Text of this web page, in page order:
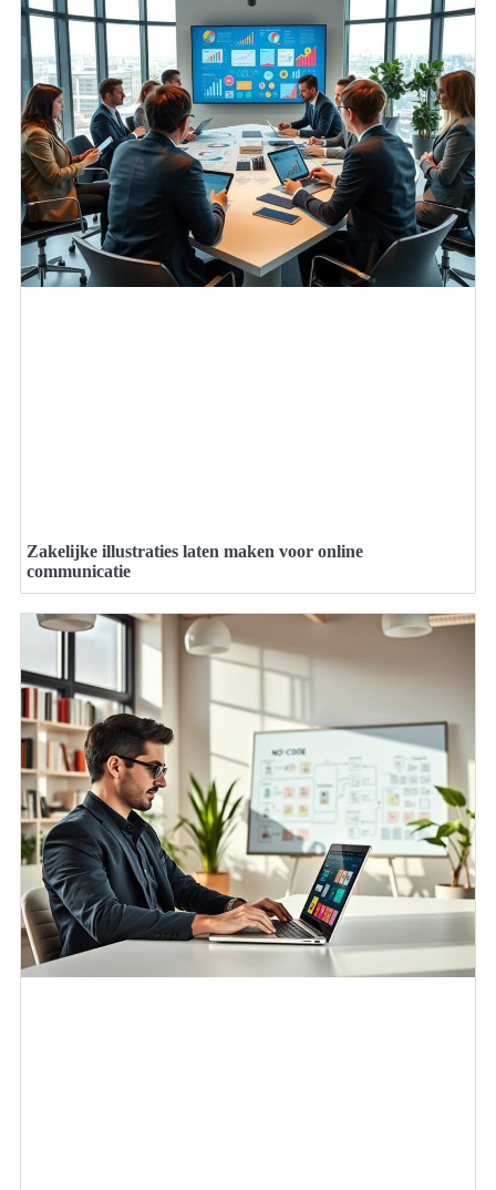
Zakelijke illustraties laten maken voor online
communicatie